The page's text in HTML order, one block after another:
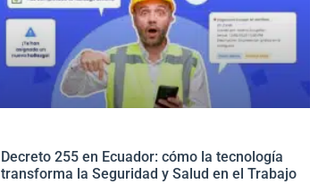
Decreto 255 en Ecuador: cómo la tecnología
transforma la Seguridad y Salud en el Trabajo